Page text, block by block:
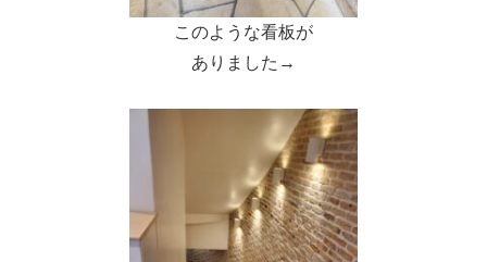
このような看板が
ありました→